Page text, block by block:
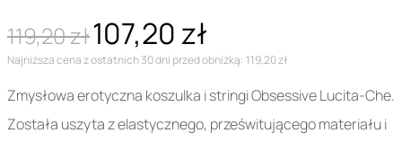
119,20 zł107,20 zł
Najniższa cena z ostatnich 30 dni przed obniżką: 119,20 zł
Zmysłowa erotyczna koszulka i stringi Obsessive Lucita-Che.
Została uszyta z elastycznego, prześwitującego materiału i